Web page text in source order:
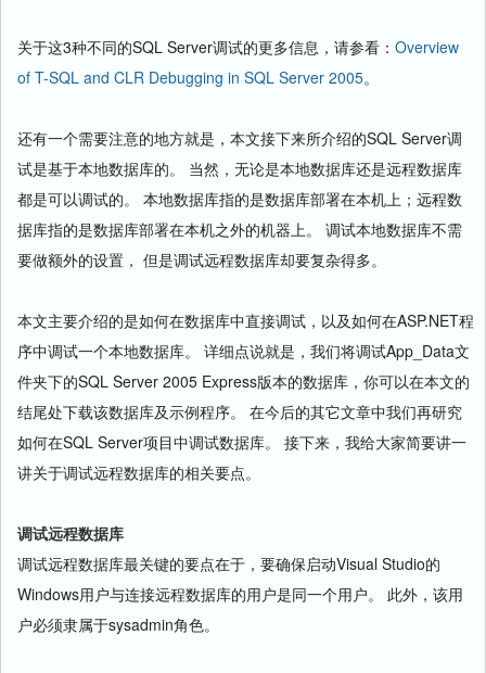
关于这3种不同的SQL Server调试的更多信息，请参看： Overview
of T-SQL and CLR Debugging in SQL Server 2005。
还有一个需要注意的地方就是，本文接下来所介绍的SQL Server调
试是基于本地数据库的。 当然，无论是本地数据库还是远程数据库
都是可以调试的。 本地数据库指的是数据库部署在本机上；远程数
据库指的是数据库部署在本机之外的机器上。 调试本地数据库不需
要做额外的设置， 但是调试远程数据库却要复杂得多。
本文主要介绍的是如何在数据库中直接调试，以及如何在ASP.NET程
序中调试一个本地数据库。 详细点说就是，我们将调试App_Data文
件夹下的SQL Server 2005 Express版本的数据库，你可以在本文的
结尾处下载该数据库及示例程序。 在今后的其它文章中我们再研究
如何在SQL Server项目中调试数据库。 接下来，我给大家简要讲一
讲关于调试远程数据库的相关要点。
调试远程数据库
调试远程数据库最关键的要点在于，要确保启动Visual Studio的
Windows用户与连接远程数据库的用户是同一个用户。 此外，该用
户必须隶属于sysadmin角色。